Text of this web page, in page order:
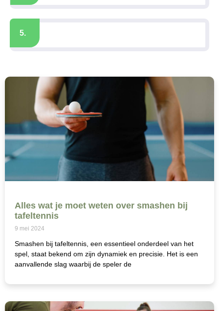
5.
Alles wat je moet weten over smashen bij
tafeltennis
9 mei 2024
Smashen bij tafeltennis, een essentieel onderdeel van het
spel, staat bekend om zijn dynamiek en precisie. Het is een
aanvallende slag waarbij de speler de